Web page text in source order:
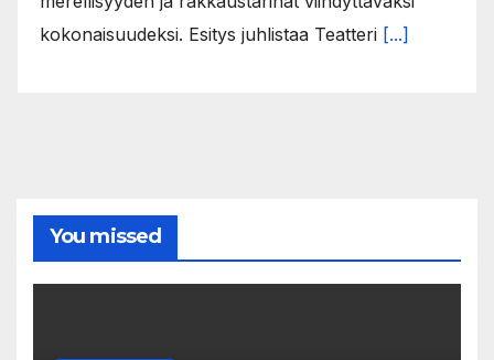
kokonaisuudeksi. Esitys juhlistaa Teatteri [...]
You missed